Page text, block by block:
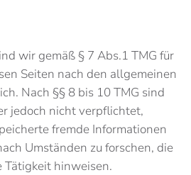
wir gemäß § 7 Abs.1 TMG für
Seiten nach den allgemeinen
Nach §§ 8 bis 10 TMG sind
jedoch nicht verpflichtet,
fremde Informationen
Umständen zu forschen, die
Tätigkeit hinweisen.